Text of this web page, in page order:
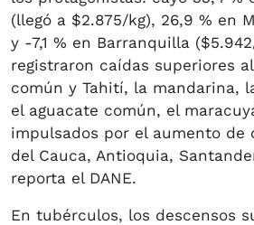
(llegó a $2.875/kg), 26,9 % en
y -7,1 % en Barranquilla
registraron caídas superiores
común y Tahití, la mandarina,
el aguacate común, el
impulsados por el aumento de
del Cauca, Antioquia,
reporta el DANE.
En tubérculos, los descensos